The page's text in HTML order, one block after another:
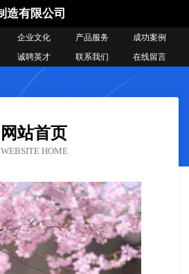
造有限公司
企业文化 产品服务
成功案例
诚聘英才 联系我们 在线留言
网站首页
WEBSITE HOME